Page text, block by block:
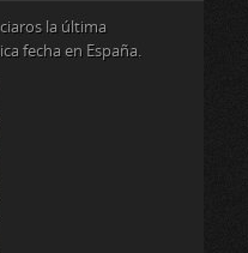
la última
fecha en España.